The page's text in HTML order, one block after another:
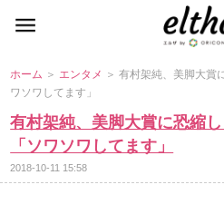
ホーム ＞ エンタメ ＞ 有村架純、美脚大
ワソワしてます」
有村架純、美脚大賞に恐縮
「ソワソワしてます」
2018-10-11 15:58